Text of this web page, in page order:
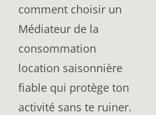
comment choisir un
Médiateur de la
consommation
location saisonnière
fiable qui protège ton
activité sans te ruiner.